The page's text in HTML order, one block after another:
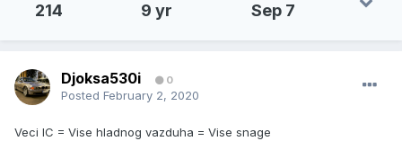
214 9 yr Sep 7
Djoksa530i 0
Posted February 2, 2020
Veci IC = Vise hladnog vazduha = Vise snage